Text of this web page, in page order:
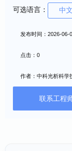
可选语言： 中
发布时间：2026-06-
点击：0
作者：中科光析科学
联系工程